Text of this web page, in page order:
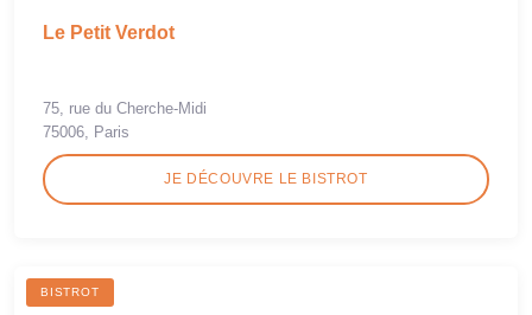
Le Petit Verdot
75, rue du Cherche-Midi
75006, Paris
JE DÉCOUVRE LE BISTROT
BISTROT